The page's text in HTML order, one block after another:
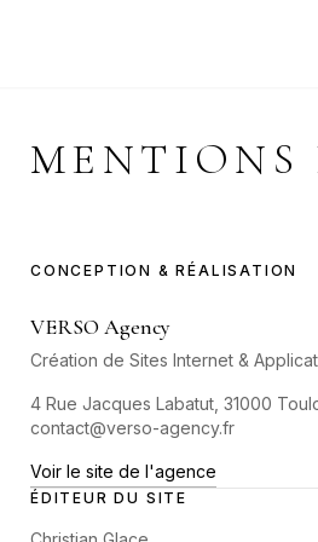
MENTIONS
CONCEPTION & RÉALISATION
VERSO Agency
Création de Sites Internet &
4 Rue Jacques Labatut, 31000
contact@verso-agency.fr
Voir le site de l'agence
ÉDITEUR DU SITE